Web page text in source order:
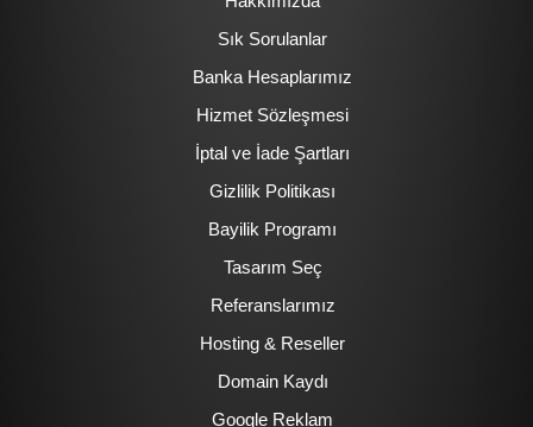
Sık Sorulanlar
Banka Hesaplarımız
Hizmet Sözleşmesi
İptal ve İade Şartları
Gizlilik Politikası
Bayilik Programı
Tasarım Seç
Referanslarımız
Hosting & Reseller
Domain Kaydı
Google Reklam